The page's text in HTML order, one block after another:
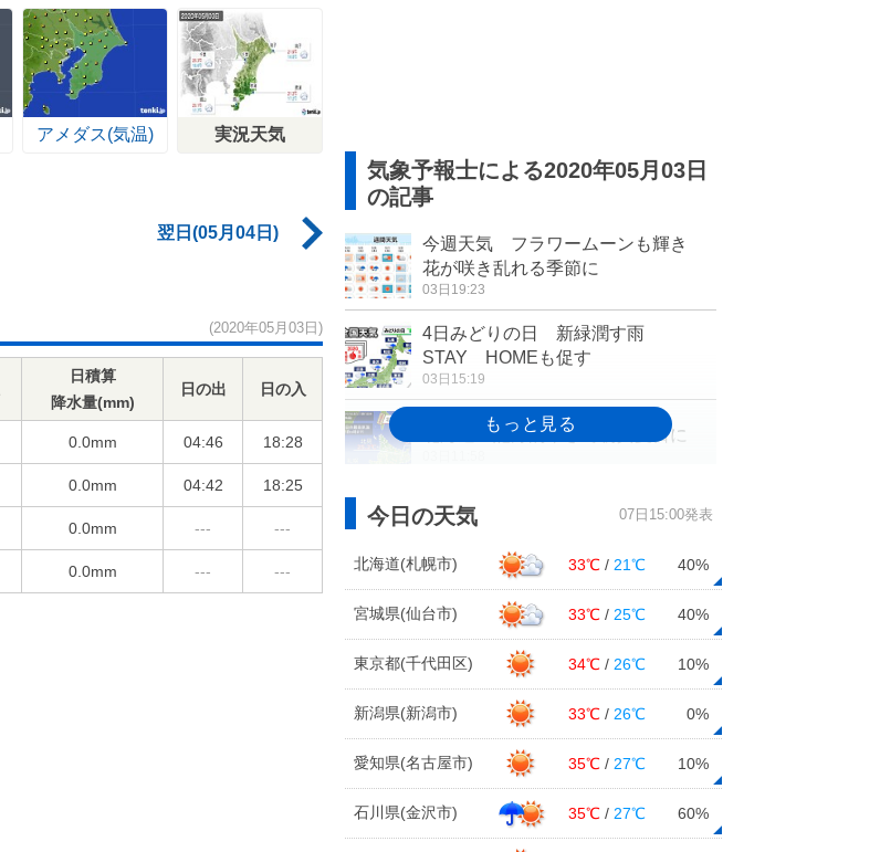
アメダス(気温) 実況天気
翌日(05月04日)
(2020年05月03日)
日積算
降水量(mm)
日の出 日の入
0.0mm 04:46 18:28
0.0mm 04:42 18:25
0.0mm --- ---
0.0mm --- ---
気象予報士による2020年05月03日
の記事
今週天気 フラワームーンも輝き
花が咲き乱れる季節に
03日19:23
4日みどりの日 新緑潤す雨
STAY HOMEも促す
03日15:19
北海道 記録的早さで初真夏日に
北日本で極端な暑さ 無理せずエア
03日10:21
3日も 関東や東北など暑さ続く 夏
日・真夏日続出 一方西日本は雨
今日の天気 07日15:00発表
北海道(札幌市) 33℃ / 21℃ 40%
宮城県(仙台市) 33℃ / 25℃ 40%
東京都(千代田区) 34℃ / 26℃ 10%
新潟県(新潟市) 33℃ / 26℃ 0%
愛知県(名古屋市) 35℃ / 27℃ 10%
石川県(金沢市) 35℃ / 27℃ 60%